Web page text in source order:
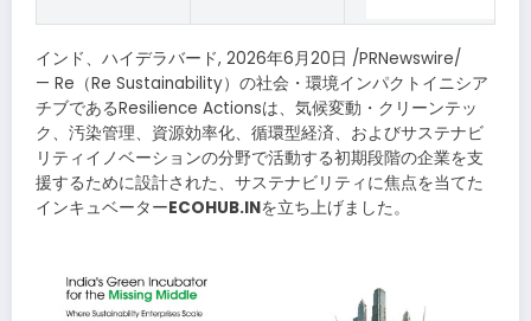
インド、ハイデラバード, 2026年6月20日 /PRNewswire/
— Re（Re Sustainability）の社会・環境インパクトイニシア
チブであるResilience Actionsは、気候変動・クリーンテッ
ク、汚染管理、資源効率化、循環型経済、およびサステナビ
リティイノベーションの分野で活動する初期段階の企業を支
援するために設計された、サステナビリティに焦点を当てた
インキュベーターECOHUB.INを立ち上げました。